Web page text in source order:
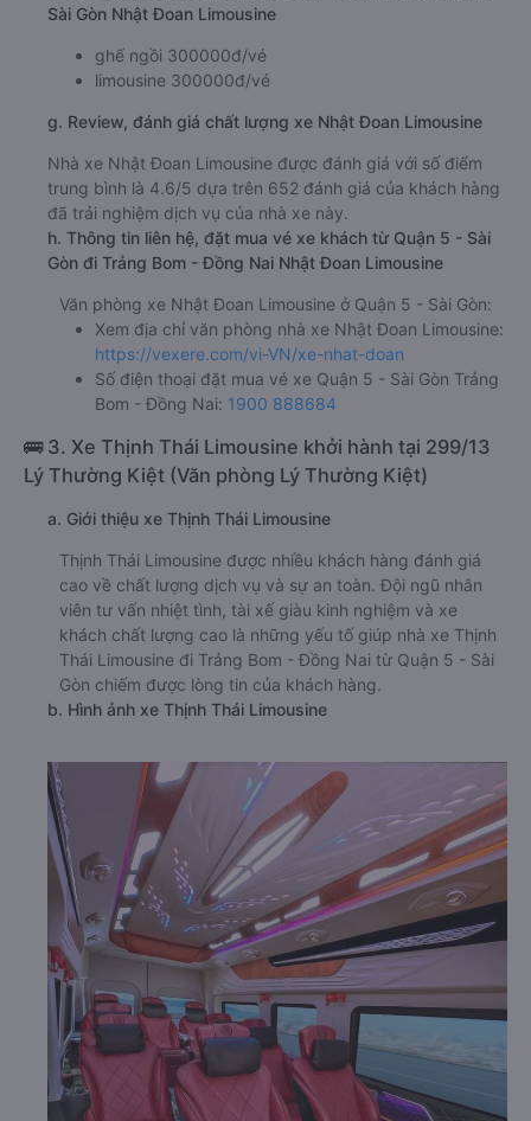
Sài Gòn Nhật Đoan Limousine
ghế ngồi 300000đ/vé
limousine 300000đ/vé
g. Review, đánh giá chất lượng xe Nhật Đoan Limousine
Nhà xe Nhật Đoan Limousine được đánh giá với số điểm
trung bình là 4.6/5 dựa trên 652 đánh giá của khách hàng
đã trải nghiệm dịch vụ của nhà xe này.
h. Thông tin liên hệ, đặt mua vé xe khách từ Quận 5 - Sài
Gòn đi Trảng Bom - Đồng Nai Nhật Đoan Limousine
Văn phòng xe Nhật Đoan Limousine ở Quận 5 - Sài Gòn:
Xem địa chỉ văn phòng nhà xe Nhật Đoan Limousine:
https://vexere.com/vi-VN/xe-nhat-doan
Số điện thoại đặt mua vé xe Quận 5 - Sài Gòn Trảng
Bom - Đồng Nai: 1900 888684
🚌 3. Xe Thịnh Thái Limousine khởi hành tại 299/13
Lý Thường Kiệt (Văn phòng Lý Thường Kiệt)
a. Giới thiệu xe Thịnh Thái Limousine
Thịnh Thái Limousine được nhiều khách hàng đánh giá
cao về chất lượng dịch vụ và sự an toàn. Đội ngũ nhân
viên tư vấn nhiệt tình, tài xế giàu kinh nghiệm và xe
khách chất lượng cao là những yếu tố giúp nhà xe Thịnh
Thái Limousine đi Trảng Bom - Đồng Nai từ Quận 5 - Sài
Gòn chiếm được lòng tin của khách hàng.
b. Hình ảnh xe Thịnh Thái Limousine